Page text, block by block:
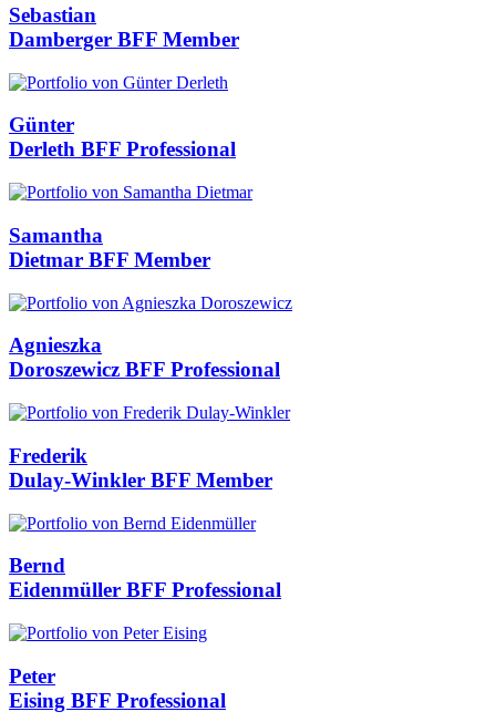
Sebastian
Damberger BFF Member
Günter
Derleth BFF Professional
Samantha
Dietmar BFF Member
Agnieszka
Doroszewicz BFF Professional
Frederik
Dulay-Winkler BFF Member
Bernd
Eidenmüller BFF Professional
Peter
Eising BFF Professional